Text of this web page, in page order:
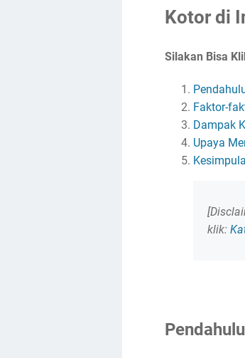
Kotor di
Silakan Bisa
Faktor-
Dampak
Upaya
klik: